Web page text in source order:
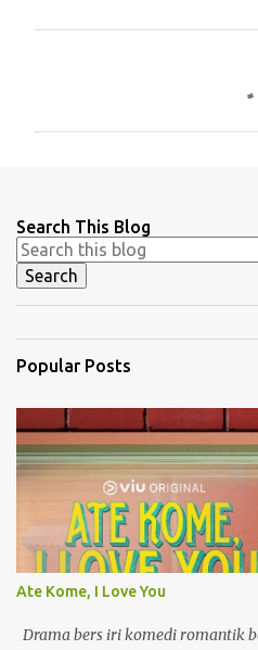
t
s
Search This Blog
Popular Posts
Ate Kome, I Love You
Drama bers iri komedi romantik